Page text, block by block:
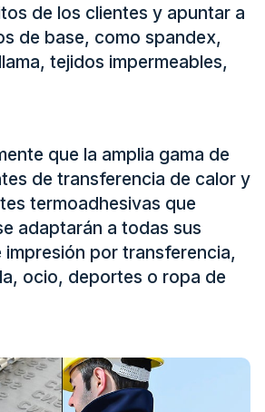
lavado industrial
de los clientes y apuntar a
de base, como spandex,
tejidos impermeables,
que la amplia gama de
de transferencia de calor y
termoadhesivas que
adaptarán a todas sus
impresión por transferencia,
ocio, deportes o ropa de